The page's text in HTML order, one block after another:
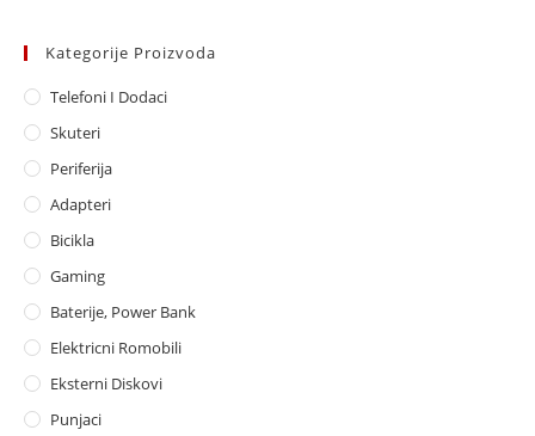
Kategorije Proizvoda
Telefoni I Dodaci
Skuteri
Periferija
Adapteri
Bicikla
Gaming
Baterije, Power Bank
Elektricni Romobili
Eksterni Diskovi
Punjaci